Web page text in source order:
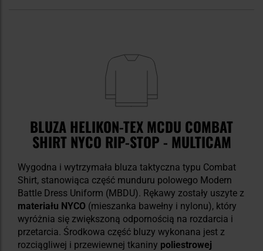
BLUZA HELIKON-TEX MCDU COMBAT
SHIRT NYCO RIP-STOP - MULTICAM
Wygodna i wytrzymała bluza taktyczna typu Combat
Shirt, stanowiąca część munduru polowego Modern
Battle Dress Uniform (MBDU). Rękawy zostały uszyte z
materiału NYCO (mieszanka bawełny i nylonu), który
wyróżnia się zwiększoną odpornością na rozdarcia i
przetarcia. Środkowa część bluzy wykonana jest z
rozciągliwej i przewiewnej tkaniny poliestrowej